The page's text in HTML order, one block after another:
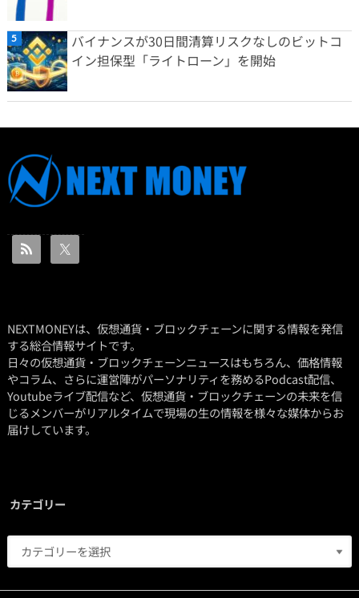
バイナンスが30日間清算リスクなしのビットコ
イン担保型「ライトローン」を開始
NEXTMONEYは、仮想通貨・ブロックチェーンに関する情報を発信
する総合情報サイトです。
日々の仮想通貨・ブロックチェーンニュースはもちろん、価格情報
やコラム、さらに運営陣がパーソナリティを務めるPodcast配信、
Youtubeライブ配信など、仮想通貨・ブロックチェーンの未来を信
じるメンバーがリアルタイムで現場の生の情報を様々な媒体からお
届けしています。
カテゴリー